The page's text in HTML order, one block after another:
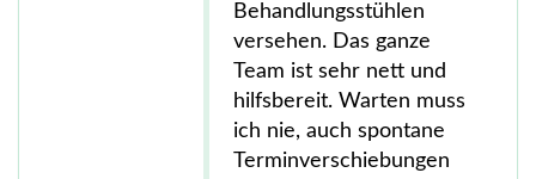
Behandlungsstühlen
versehen. Das ganze
Team ist sehr nett und
hilfsbereit. Warten muss
ich nie, auch spontane
Terminverschiebungen